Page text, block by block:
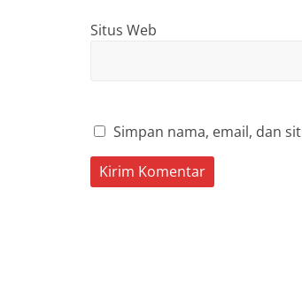
Situs Web
Simpan nama, email, dan